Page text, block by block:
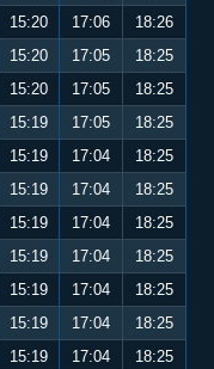
15:20 17:06
18:26
15:20 17:05
18:25
15:20 17:05
18:25
15:19 17:05
18:25
15:19 17:04
18:25
15:19 17:04
18:25
15:19 17:04
18:25
15:19 17:04
18:25
15:19 17:04
18:25
15:19 17:04
18:25
15:19 17:04
18:25